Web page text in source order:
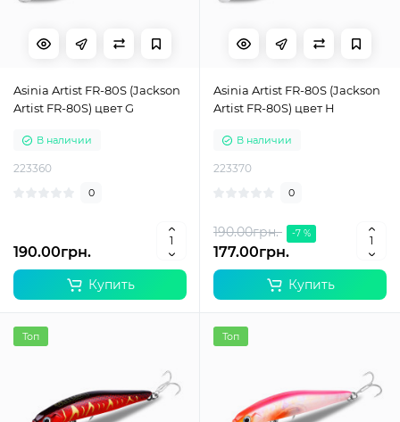
Asinia Artist FR-80S (Jackson
Artist FR-80S) цвет G
В наличии
223360
0
190.00грн.
Купить
Asinia Artist FR-80S (Jackson
Artist FR-80S) цвет H
В наличии
223370
0
190.00грн. -7 %
177.00грн.
Купить
Топ Топ